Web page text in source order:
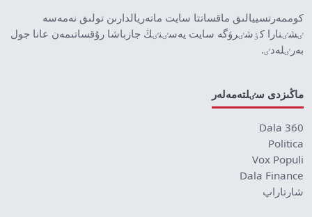
كوممەرتسييالىق ماقساتتا سايت ماتەريالدارىن تولىق نەمەسە
ٸشٸنارا كٶشٸرۋگە سايت يەسٸنٸڭ جازباشا رۇقساتىمەن عانا جول
بەرٸلەدٸ.
ماڭىزدى سٸلتەمەلەر
Dala 360
Politica
Vox Populi
Dala Finance
شارتاراپ